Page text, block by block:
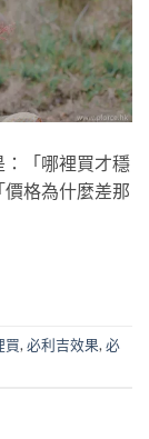
「哪裡買才穩
格為什麼差那
買, 必利吉效果, 必